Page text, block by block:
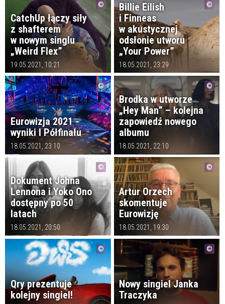
CatchUp łączy siły
z shafterem
w nowym singlu
„Weird Flex”
19.05.2021, 10:21
Billie Eilish
i Finneas
w akustycznej
odsłonie utworu
„Your Power”
18.05.2021, 23:29
Eurowizja 2021 -
wyniki I Półfinału
18.05.2021, 23:10
Brodka w utworze
„Hey Man” – kolejna
zapowiedź nowego
albumu
18.05.2021, 22:10
Dokument Johna
Lennona i Yoko Ono
dostępny po 50
latach
18.05.2021, 20:50
Artur Orzech
skomentuje
Eurowizję
18.05.2021, 19:30
Qry prezentuje
kolejny singiel!
Nowy singiel Janka
Traczyka